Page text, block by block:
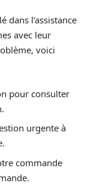
dans l’assistance
avec leur
voici
pour consulter
urgente à
commande